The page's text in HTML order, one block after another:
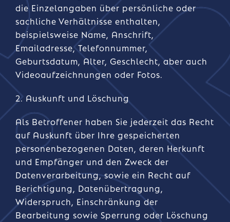
die Einzelangaben über persönliche oder
sachliche Verhältnisse enthalten,
beispielsweise Name, Anschrift,
Emailadresse, Telefonnummer,
Geburtsdatum, Alter, Geschlecht, aber auch
Videoaufzeichnungen oder Fotos.
2. Auskunft und Löschung
Als Betroffener haben Sie jederzeit das Recht
auf Auskunft über Ihre gespeicherten
personenbezogenen Daten, deren Herkunft
und Empfänger und den Zweck der
Datenverarbeitung, sowie ein Recht auf
Berichtigung, Datenübertragung,
Widerspruch, Einschränkung der
Bearbeitung sowie Sperrung oder Löschung